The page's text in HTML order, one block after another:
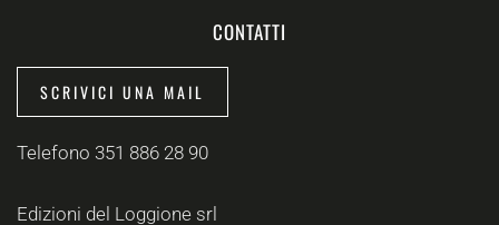
CONTATTI
SCRIVICI UNA MAIL
Telefono 351 886 28 90
Edizioni del Loggione srl